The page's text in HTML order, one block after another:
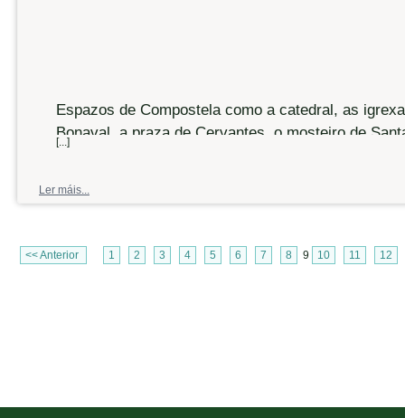
Espazos de Compostela como a catedral, as
Bonaval, a praza de Cervantes, o mosteiro de
Lampai e a igrexa de San Simón de Ons; e igrexa
nas súas composicións.
[...]
Ler máis...
<< Anterior 1 2 3 4 5 6 7 8 9 10 11 12